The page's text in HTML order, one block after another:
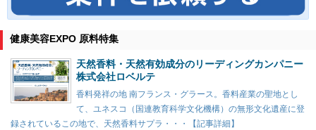
健康美容EXPO 原料特集
天然香料・天然有効成分のリーディングカンパニー
株式会社ロベルテ
香料発祥の地 南フランス・グラース。香料産業の聖地とし
て、ユネスコ（国連教育科学文化機構）の無形文化遺産に登
録されているこの地で、天然香料サプラ・・・【記事詳細】